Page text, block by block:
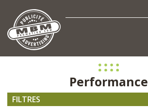
Performance
FILTRES